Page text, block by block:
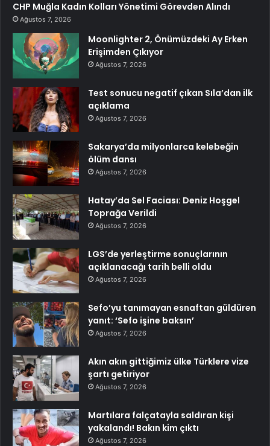
CHP Muğla Kadın Kolları Yönetimi Görevden Alındı
Ağustos 7, 2026
Moonlighter 2, Önümüzdeki Ay Erken
Erişimden Çıkıyor
Ağustos 7, 2026
Test sonucu negatif çıkan Sıla’dan ilk
açıklama
Ağustos 7, 2026
Sakarya’da milyonlarca kelebeğin
ölüm dansı
Ağustos 7, 2026
Hatay’da Sel Faciası: Deniz Hoşgel
Toprağa Verildi
Ağustos 7, 2026
LGS’de yerleştirme sonuçlarının
açıklanacağı tarih belli oldu
Ağustos 7, 2026
Sefo’yu tanımayan esnaftan güldüren
yanıt: ‘Sefo işine baksın’
Ağustos 7, 2026
Akın akın gittiğimiz ülke Türklere vize
şartı getiriyor
Ağustos 7, 2026
Martılara falçatayla saldıran kişi
yakalandı! Bakın kim çıktı
Ağustos 7, 2026